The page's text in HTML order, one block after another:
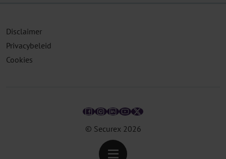
© Securex 2026
Disclaimer
Privacybeleid
Cookies